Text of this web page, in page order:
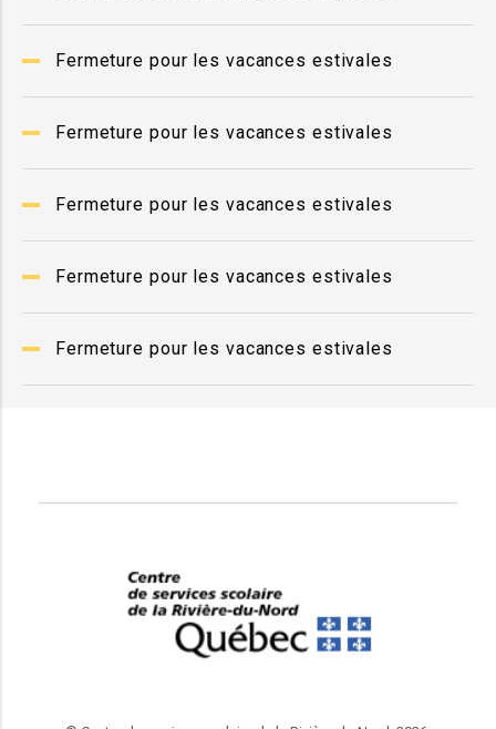
Fermeture pour les vacances estivales
Fermeture pour les vacances estivales
Fermeture pour les vacances estivales
Fermeture pour les vacances estivales
Fermeture pour les vacances estivales